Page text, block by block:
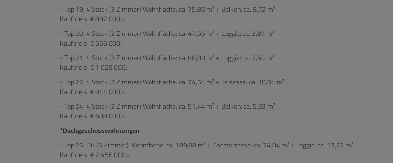
- Top 19, 4.Stock (3 Zimmer) Wohnfläche: ca. 75,86 m² + Balkon: ca. 8,72 m²
Kaufpreis: € 892.000,-
- Top 20, 4.Stock (2 Zimmer) Wohnfläche: ca. 47,56 m² + Loggia: ca. 3,87 m²
Kaufpreis: € 556.000,-
- Top 21, 4.Stock (3 Zimmer) Wohnfläche: ca. 88,80 m² + Loggia: ca. 7,60 m²
Kaufpreis: € 1.028.000,-
- Top 22, 4.Stock (3 Zimmer) Wohnfläche: ca. 74,54 m² + Terrasse: ca. 10,04 m²
Kaufpreis: € 944.000,-
- Top 24, 4.Stock (2 Zimmer) Wohnfläche: ca. 51,44 m² + Balkon: ca. 5,33 m²
Kaufpreis: € 608.000,-
*Dachgeschosswohnungen
- Top 26, DG (6 Zimmer) Wohnfläche: ca. 189,88 m² + Dachterrasse: ca. 24,04 m² + Loggia: ca. 13,22 m²
Kaufpreis: € 2.456.000,-